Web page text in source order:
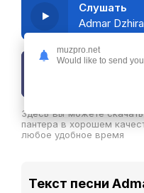
Слушать
Admar
Здесь вы можете
пантера в хорошем
любое удобное время
Текст песни
muzpro.net
Would like to send